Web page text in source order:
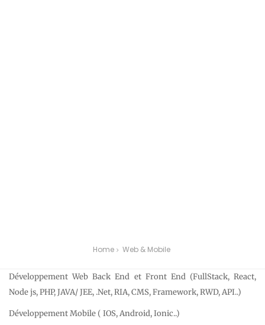
Home Web & Mobile
Développement Web Back End et Front End (FullStack, React,
Node js, PHP, JAVA/ JEE, .Net, RIA, CMS, Framework, RWD, API..)
Développement Mobile ( IOS, Android, Ionic..)